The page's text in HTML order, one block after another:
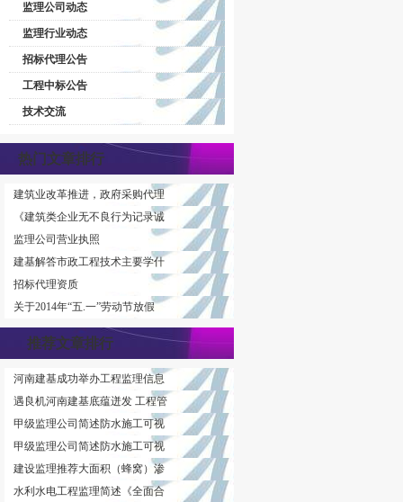
监理公司动态
监理行业动态
招标代理公告
工程中标公告
技术交流
热门文章排行
建筑业改革推进，政府采购代理
《建筑类企业无不良行为记录诚
监理公司营业执照
建基解答市政工程技术主要学什
招标代理资质
关于2014年“五.一”劳动节放假
推荐文章排行
河南建基成功举办工程监理信息
遇良机河南建基底蕴迸发 工程管
甲级监理公司简述防水施工可视
甲级监理公司简述防水施工可视
建设监理推荐大面积（蜂窝）渗
水利水电工程监理简述《全面合